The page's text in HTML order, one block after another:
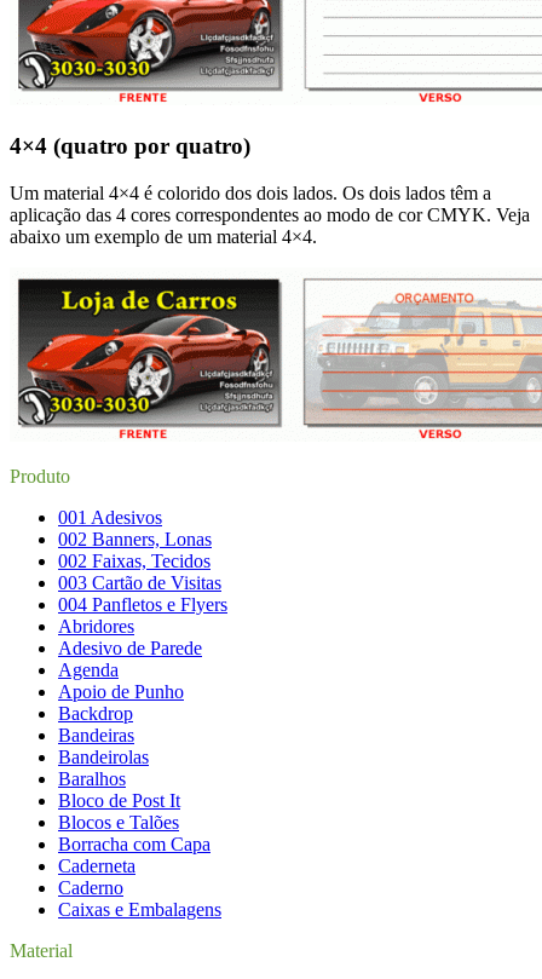
4×4 (quatro por quatro)
Um material 4×4 é colorido dos dois lados. Os dois lados têm a
aplicação das 4 cores correspondentes ao modo de cor CMYK. Veja
abaixo um exemplo de um material 4×4.
Produto
001 Adesivos
002 Banners, Lonas
002 Faixas, Tecidos
003 Cartão de Visitas
004 Panfletos e Flyers
Abridores
Adesivo de Parede
Agenda
Apoio de Punho
Backdrop
Bandeiras
Bandeirolas
Baralhos
Bloco de Post It
Blocos e Talões
Borracha com Capa
Caderneta
Caderno
Caixas e Embalagens
Material